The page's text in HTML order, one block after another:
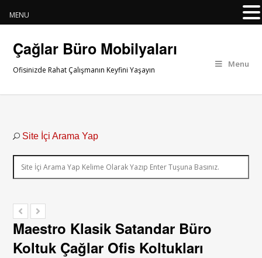
Çağlar Büro Mobilyaları
Ofisinizde Rahat Çalışmanın Keyfini Yaşayın
Menu
Site İçi Arama Yap
Maestro Klasik Satandar Büro
Koltuk Çağlar Ofis Koltukları
MENU